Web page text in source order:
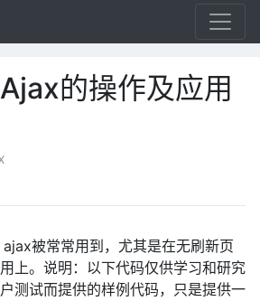
的操作及应用
被常常用到，尤其是在无刷新页
上。说明：以下代码仅供学习和研究
测试而提供的样例代码，只是提供一